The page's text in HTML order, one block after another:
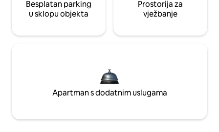
Besplatan parking
u sklopu objekta
Prostorija za
vježbanje
Apartman s dodatnim uslugama